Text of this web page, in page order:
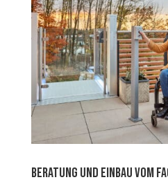
Beratung und Einbau vom